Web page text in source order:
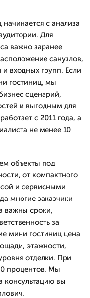
с анализа
Для
важно заранее
санузлов,
входных групп. Если
гостиниц, мы
сценарий,
и выгодным для
с 2011 года, а
не менее 10
объекты под
от компактного
и сервисными
многие заказчики
важны сроки,
за
мини гостиниц цена
этажности,
отделки. При
процентов. Мы
консультацию вы